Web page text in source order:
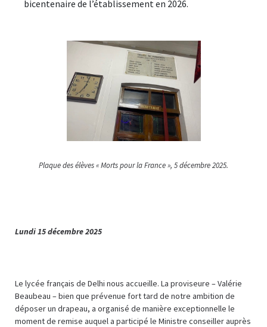
bicentenaire de l’établissement en 2026.
Plaque des élèves « Morts pour la France », 5 décembre 2025.
Lundi 15 décembre 2025
Le lycée français de Delhi nous accueille. La proviseure – Valérie
Beaubeau – bien que prévenue fort tard de notre ambition de
déposer un drapeau, a organisé de manière exceptionnelle le
moment de remise auquel a participé le Ministre conseiller auprès